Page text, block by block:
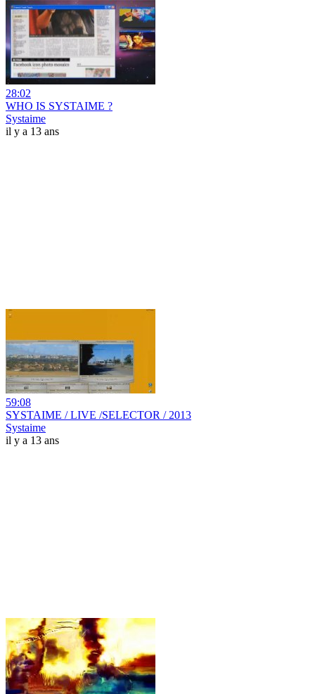
28:02
WHO IS SYSTAIME ?
Systaime
il y a 13 ans
59:08
SYSTAIME / LIVE /SELECTOR / 2013
Systaime
il y a 13 ans